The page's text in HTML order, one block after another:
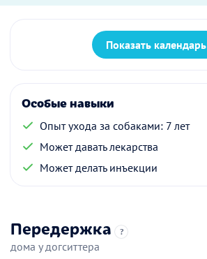
Показать календарь
Особые навыки
Опыт ухода за собаками: 7 лет
Может давать лекарства
Может делать инъекции
Передержка ?
дома у догситтера